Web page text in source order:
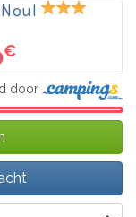
€
door